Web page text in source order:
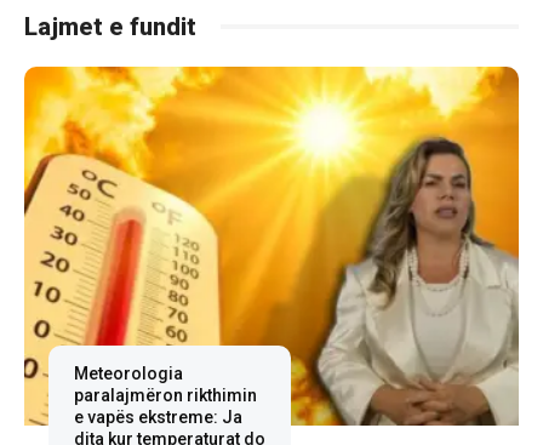
Lajmet e fundit
Meteorologia
paralajmëron rikthimin
e vapës ekstreme: Ja
dita kur temperaturat do